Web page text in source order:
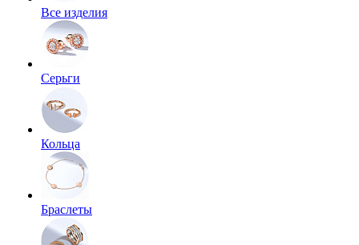
Все изделия
Серьги
Кольца
Браслеты